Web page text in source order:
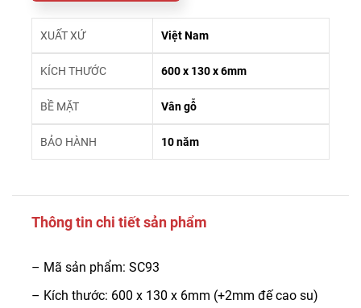
XUẤT XỨ Việt Nam
KÍCH THƯỚC 600 x 130 x 6mm
BỀ MẶT Vân gỗ
BẢO HÀNH 10 năm
Thông tin chi tiết sản phẩm
– Mã sản phẩm: SC93
– Kích thước: 600 x 130 x 6mm (+2mm đế cao su)